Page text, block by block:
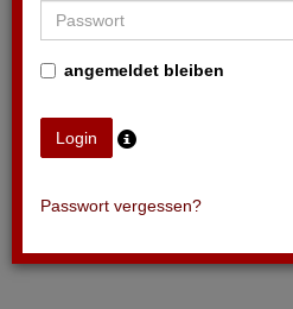
angemeldet bleiben
Passwort vergessen?